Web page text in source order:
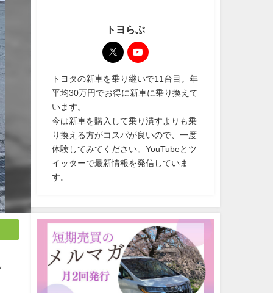
トヨらぶ
トヨタの新車を乗り継いで11台目。年
平均30万円でお得に新車に乗り換えて
います。
今は新車を購入して乗り潰すよりも乗
り換える方がコスパが良いので、一度
体験してみてください。YouTubeとツ
イッターで最新情報を発信していま
す。